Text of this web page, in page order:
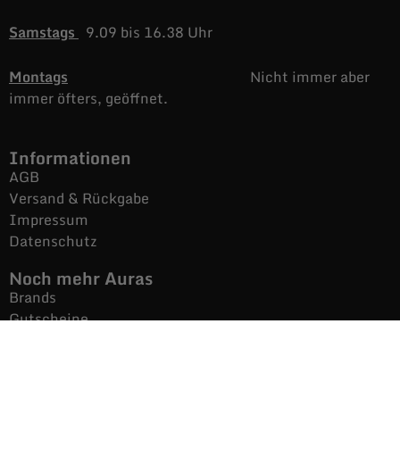
Samstags 9.09 bis 16.38 Uhr
Montags
Nicht immer aber
immer öfters, geöffnet.
Informationen
AGB
Versand & Rückgabe
Impressum
Datenschutz
Noch mehr Auras
Brands
Gutscheine